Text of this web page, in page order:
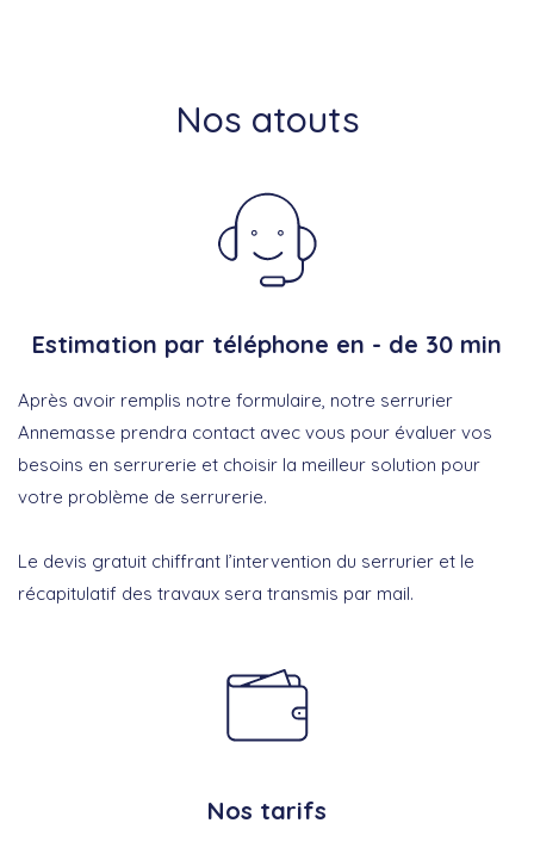
Nos atouts
Estimation par téléphone en - de 30 min
Après avoir remplis notre formulaire, notre serrurier
Annemasse prendra contact avec vous pour évaluer vos
besoins en serrurerie et choisir la meilleur solution pour
votre problème de serrurerie.
Le devis gratuit chiffrant l’intervention du serrurier et le
récapitulatif des travaux sera transmis par mail.
Nos tarifs